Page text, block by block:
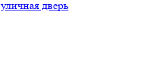
уличная дверь